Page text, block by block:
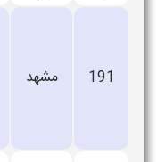
191 مشهد